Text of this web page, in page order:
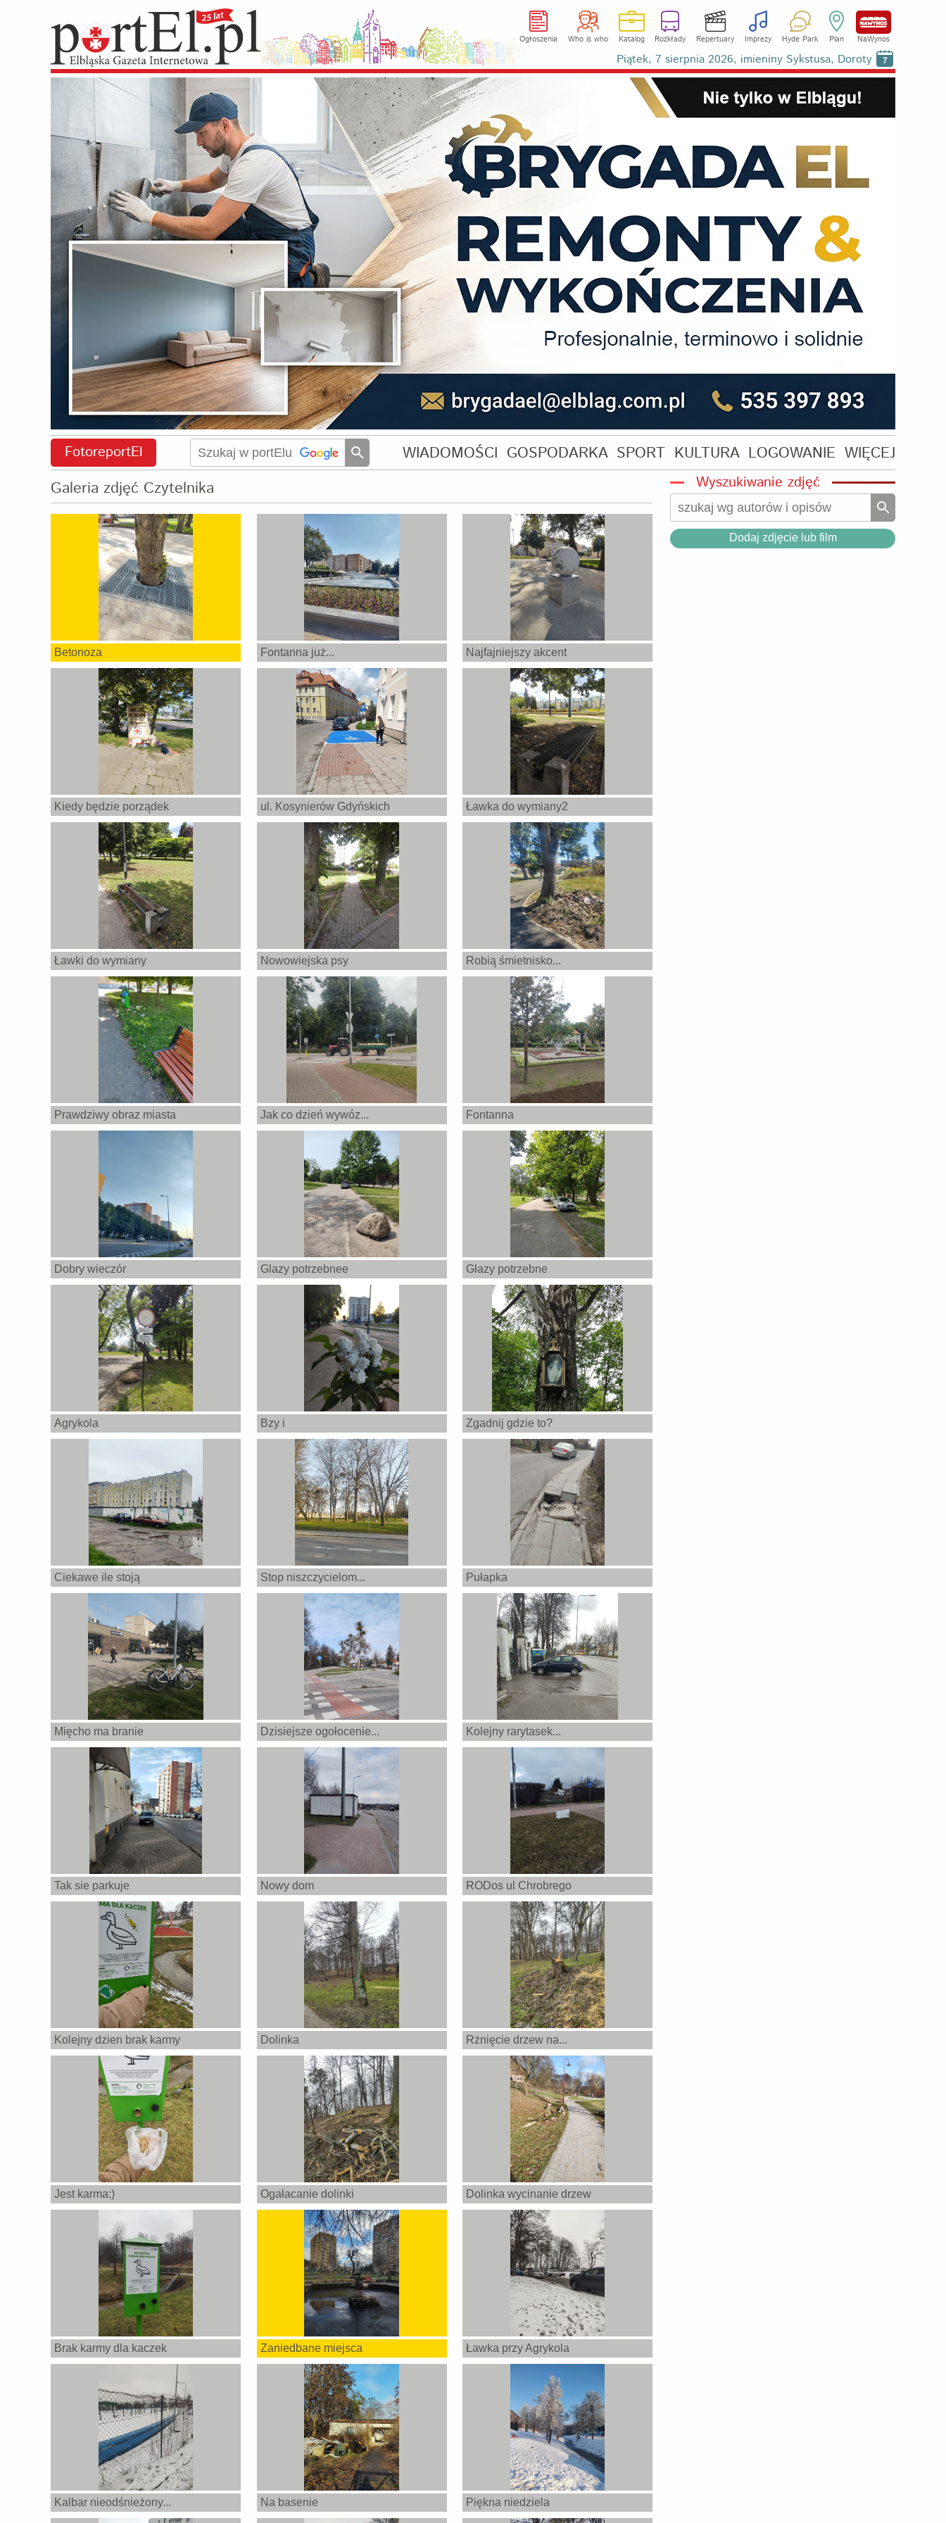
Ogłoszenia Who is who Katalog Rozkłady Repertuary Imprezy Hyde Park Plan NaWynos
Piątek, 7 sierpnia 2026, imieniny Sykstusa, Doroty 7
FotoreportEl WIADOMOŚCI GOSPODARKA SPORT KULTURA LOGOWANIE WIĘCEJ
Galeria zdjęć Czytelnika
Betonoza Fontanna już... Najfajniejszy akcent
Kiedy będzie porządek ul. Kosynierów Gdyńskich Ławka do wymiany2
Ławki do wymiany Nowowiejska psy Robią śmietnisko...
Prawdziwy obraz miasta Jak co dzień wywóz... Fontanna
Dobry wieczór Glazy potrzebnee Głazy potrzebne
Agrykola Bzy i Zgadnij gdzie to?
Ciekawe ile stoją Stop niszczycielom... Pułapka
Mięcho ma branie Dzisiejsze ogołocenie... Kolejny rarytasek...
Tak sie parkuje Nowy dom RODos ul Chrobrego
Kolejny dzien brak karmy Dolinka Rżnięcie drzew na...
Jest karma:) Ogałacanie dolinki Dolinka wycinanie drzew
Brak karmy dla kaczek Zaniedbane miejsca Ławka przy Agrykola
Kalbar nieodśnieżony... Na basenie Piękna niedziela
Wyszukiwanie zdjęć
Dodaj zdjęcie lub film